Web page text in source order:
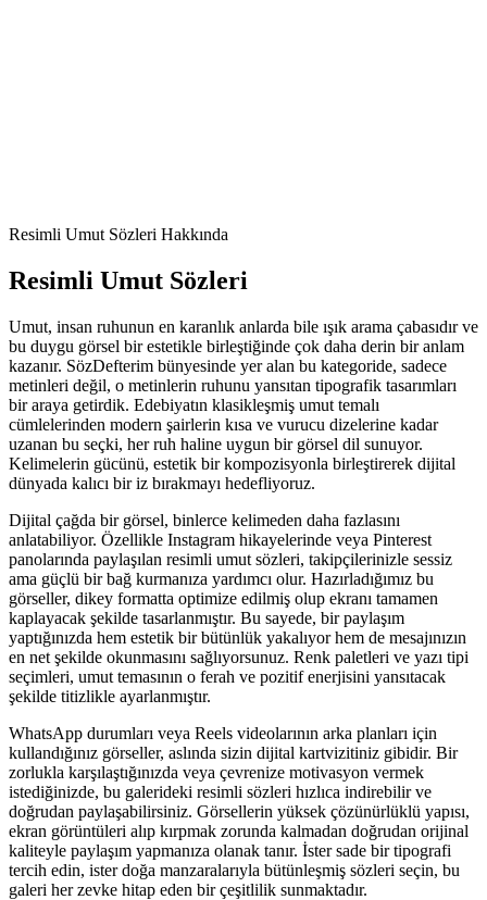
Resimli Umut Sözleri Hakkında
Resimli Umut Sözleri
Umut, insan ruhunun en karanlık anlarda bile ışık arama çabasıdır ve
bu duygu görsel bir estetikle birleştiğinde çok daha derin bir anlam
kazanır. SözDefterim bünyesinde yer alan bu kategoride, sadece
metinleri değil, o metinlerin ruhunu yansıtan tipografik tasarımları
bir araya getirdik. Edebiyatın klasikleşmiş umut temalı
cümlelerinden modern şairlerin kısa ve vurucu dizelerine kadar
uzanan bu seçki, her ruh haline uygun bir görsel dil sunuyor.
Kelimelerin gücünü, estetik bir kompozisyonla birleştirerek dijital
dünyada kalıcı bir iz bırakmayı hedefliyoruz.
Dijital çağda bir görsel, binlerce kelimeden daha fazlasını
anlatabiliyor. Özellikle Instagram hikayelerinde veya Pinterest
panolarında paylaşılan resimli umut sözleri, takipçilerinizle sessiz
ama güçlü bir bağ kurmanıza yardımcı olur. Hazırladığımız bu
görseller, dikey formatta optimize edilmiş olup ekranı tamamen
kaplayacak şekilde tasarlanmıştır. Bu sayede, bir paylaşım
yaptığınızda hem estetik bir bütünlük yakalıyor hem de mesajınızın
en net şekilde okunmasını sağlıyorsunuz. Renk paletleri ve yazı tipi
seçimleri, umut temasının o ferah ve pozitif enerjisini yansıtacak
şekilde titizlikle ayarlanmıştır.
WhatsApp durumları veya Reels videolarının arka planları için
kullandığınız görseller, aslında sizin dijital kartvizitiniz gibidir. Bir
zorlukla karşılaştığınızda veya çevrenize motivasyon vermek
istediğinizde, bu galerideki resimli sözleri hızlıca indirebilir ve
doğrudan paylaşabilirsiniz. Görsellerin yüksek çözünürlüklü yapısı,
ekran görüntüleri alıp kırpmak zorunda kalmadan doğrudan orijinal
kaliteyle paylaşım yapmanıza olanak tanır. İster sade bir tipografi
tercih edin, ister doğa manzaralarıyla bütünleşmiş sözleri seçin, bu
galeri her zevke hitap eden bir çeşitlilik sunmaktadır.